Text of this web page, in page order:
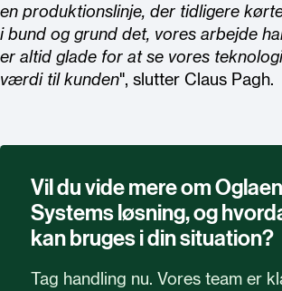
en produktionslinje, der tidligere
i bund og grund det, vores arbejde
er altid glade for at se vores
værdi til kunden", slutter Claus Pagh.
Vil du vide mere om
Systems løsning, og
kan bruges i din situation?
Tag handling nu. Vores team er